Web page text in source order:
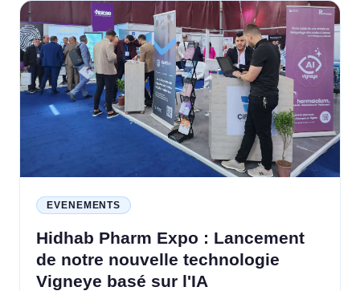
EVENEMENTS
Hidhab Pharm Expo : Lancement
de notre nouvelle technologie
Vigneye basé sur l'IA